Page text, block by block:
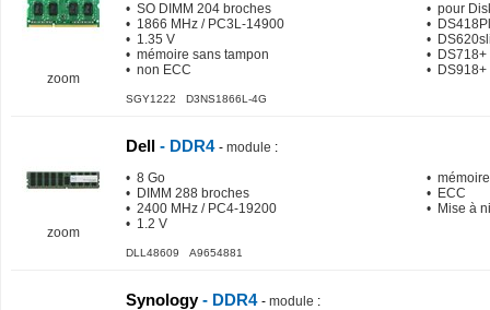
zoom
• SO DIMM 204 broches
• 1866 MHz / PC3L-14900
• 1.35 V
• mémoire sans tampon
• non ECC
• pour
•
•
• DS718+
• DS918+
SGY1222 D3NS1866L-4G
zoom
Dell - DDR4 - module :
• 8 Go
• DIMM 288 broches
• 2400 MHz / PC4-19200
• 1.2 V
•
• ECC
• Mise à
DLL48609 A9654881
Synology- DDR4 - module :